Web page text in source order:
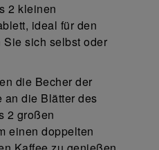
2 kleinen
ideal für den
Sie sich selbst oder
die Becher der
an die Blätter des
2 großen
einen doppelten